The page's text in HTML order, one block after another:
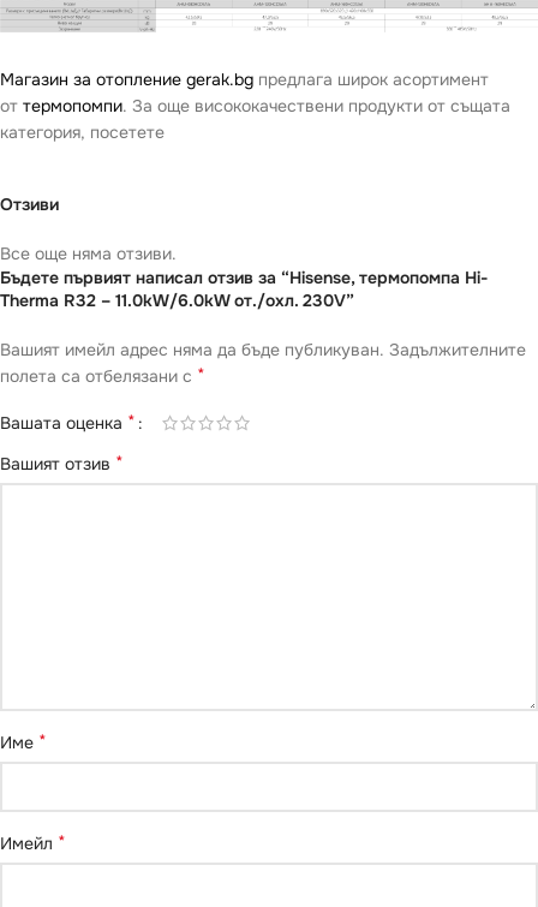
Магазин за отопление gerak.bg предлага широк асортимент
от термопомпи. За още висококачествени продукти от същата
категория, посетете
Отзиви
Все още няма отзиви.
Бъдете първият написал отзив за “Hisense, термопомпа Hi-
Therma R32 – 11.0kW/6.0kW от./охл. 230V”
Вашият имейл адрес няма да бъде публикуван. Задължителните
полета са отбелязани с *
Вашата оценка *
Вашият отзив *
Име *
Имейл *